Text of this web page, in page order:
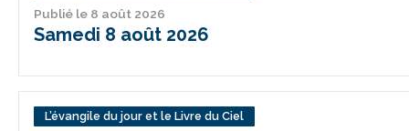
Publié le 8 août 2026
Samedi 8 août 2026
L’évangile du jour et le Livre du Ciel